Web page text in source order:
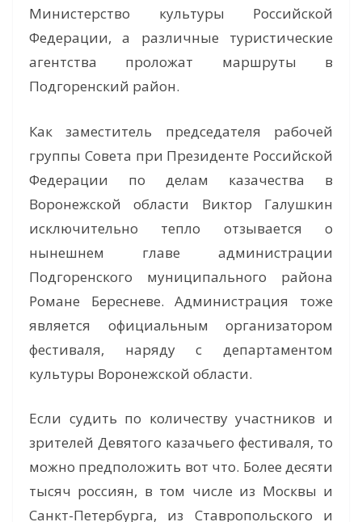
Министерство культуры Российской
Федерации, а различные туристические
агентства проложат маршруты в
Подгоренский район.
Как заместитель председателя рабочей
группы Совета при Президенте Российской
Федерации по делам казачества в
Воронежской области Виктор Галушкин
исключительно тепло отзывается о
нынешнем главе администрации
Подгоренского муниципального района
Романе Бересневе. Администрация тоже
является официальным организатором
фестиваля, наряду с департаментом
культуры Воронежской области.
Если судить по количеству участников и
зрителей Девятого казачьего фестиваля, то
можно предположить вот что. Более десяти
тысяч россиян, в том числе из Москвы и
Санкт-Петербурга, из Ставропольского и